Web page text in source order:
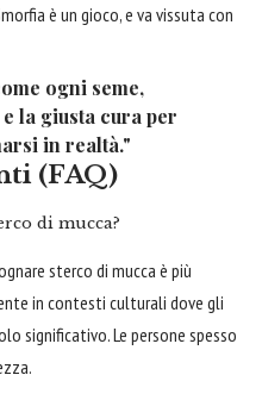
è un gioco, e va vissuta con
ogni seme,
la giusta cura per
in realtà."
(FAQ)
di mucca?
sterco di mucca è più
in contesti culturali dove gli
significativo. Le persone spesso